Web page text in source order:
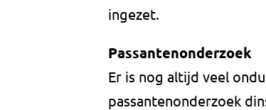
ingezet.
Passantenonderzoek
Er is nog altijd veel
passantenonderzoek